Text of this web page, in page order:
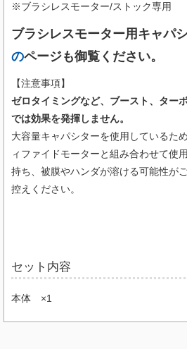
※ブラシレスモーター/ストック専用
ブラシレスモーター用キャパ
のページも御覧ください。
【注意事項】
ゼロタイミングなど、ブースト、ター
では効果を発揮しません。
大容量キャパシターを使用しているた
ィファイドモーターと組み合わせて使
持ち、被膜やハンダが溶ける可能性が
控えください。
セット内容
本体 ×1